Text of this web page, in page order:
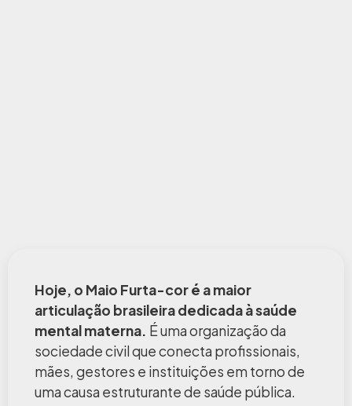
Hoje, o Maio Furta-cor é a maior
articulação brasileira dedicada à saúde
mental materna. É uma organização da
sociedade civil que conecta profissionais,
mães, gestores e instituições em torno de
uma causa estruturante de saúde pública.